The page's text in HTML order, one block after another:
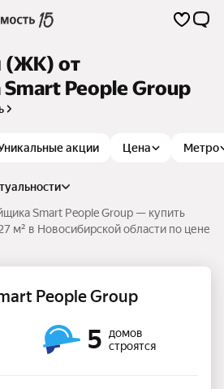
(ЖК) от
People Group
акции Цена Метро
Smart People Group — купить
м² в Новосибирской области по цене
People Group
5
домов
строятся